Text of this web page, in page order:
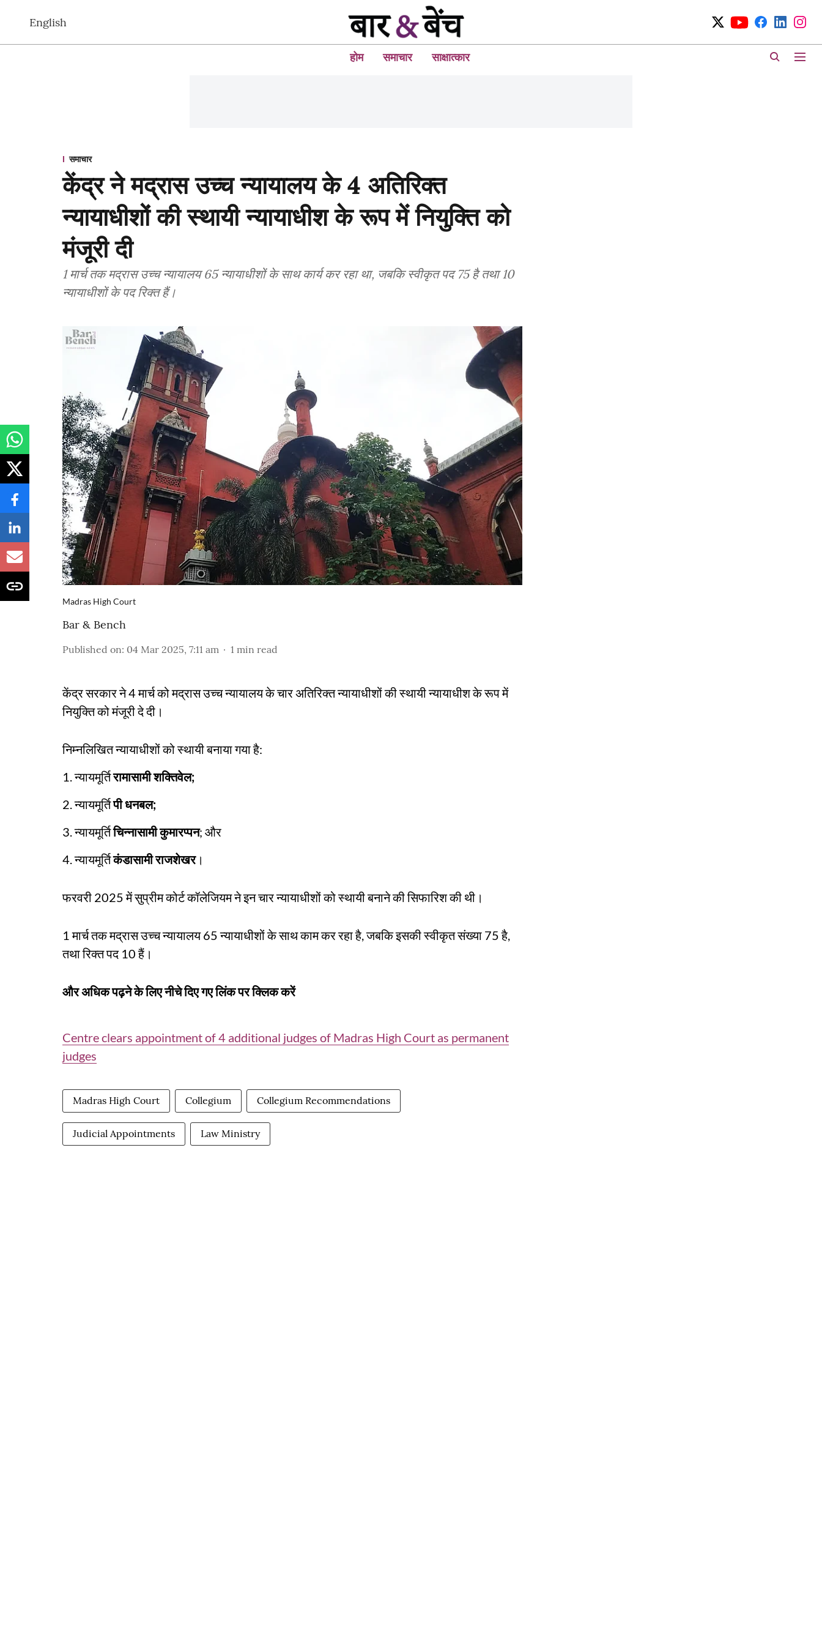
English
होम समाचार साक्षात्कार
समाचार
केंद्र ने मद्रास उच्च न्यायालय के 4 अतिरिक्त
न्यायाधीशों की स्थायी न्यायाधीश के रूप में नियुक्ति को
मंजूरी दी
1 मार्च तक मद्रास उच्च न्यायालय 65 न्यायाधीशों के साथ कार्य कर रहा था, जबकि स्वीकृत पद 75 है तथा 10
न्यायाधीशों के पद रिक्त हैं।
Madras High Court
Bar & Bench
Published on: 04 Mar 2025, 7:11 am 1 min read
केंद्र सरकार ने 4 मार्च को मद्रास उच्च न्यायालय के चार अतिरिक्त न्यायाधीशों की स्थायी न्यायाधीश के रूप में
नियुक्ति को मंजूरी दे दी।
निम्नलिखित न्यायाधीशों को स्थायी बनाया गया है:
1. न्यायमूर्तिरामासामी शक्तिवेल;
2. न्यायमूर्तिपी धनबल;
3. न्यायमूर्तिचिन्नासामी कुमारप्पन; और
4. न्यायमूर्तिकंडासामी राजशेखर।
फरवरी 2025 में सुप्रीम कोर्ट कॉलेजियम ने इन चार न्यायाधीशों को स्थायी बनाने की सिफारिश की थी।
1 मार्च तक मद्रास उच्च न्यायालय 65 न्यायाधीशों के साथ काम कर रहा है, जबकि इसकी स्वीकृत संख्या 75 है,
तथा रिक्त पद 10 हैं।
और अधिक पढ़ने के लिए नीचे दिए गए लिंक पर क्लिक करें
Centre clears appointment of 4 additional judges of Madras High Court as permanent
judges
Madras High Court Collegium Collegium Recommendations
Judicial Appointments Law Ministry